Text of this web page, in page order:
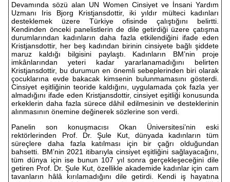
Devamında sözü alan UN Women Cinsiyet ve İnsani Yardım
Uzmanı Iris Bjorg Kristjansdottir, iki yıldır mülteci kadınları
desteklemek üzere Türkiye ofisinde çalıştığını belirtti.
Kendinden önceki panelistlerin de dile getirdiği üzere çatışma
durumlarından kadınların daha fazla etkilendiğini ifade eden
Kristjansdottir, her beş kadından birinin cinsiyete bağlı şiddete
maruz kaldığı bilgisini paylaştı. Kadınların BM’nin proje
imkânlarından yeteri kadar yararlanamadığını belirten
Kristjansdottir, bu durumun en önemli sebeplerinden biri olarak
çocuklarına evde bakacak kimsenin bulunmamasını gösterdi.
Cinsiyet eşitliğinin teoride kaldığını, uygulamada çok fazla yer
almadığını ifade eden Kristjansdottir, cinsiyet eşitliği konusunda
erkeklerin daha fazla sürece dâhil edilmesinin ve desteklerinin
alınmasının önemine değinerek sözlerine son verdi.
Panelin son konuşmacısı Okan Üniversitesi’nin eski
rektörlerinden Prof. Dr. Şule Kut, dünyada kadınların tüm
süreçlere daha fazla katılması için bir çağrı olduğundan
bahsetti. BM’nin 2021 itibarıyla cinsiyet eşitliğini sağlayacağını,
tüm dünya için ise bunun 107 yıl sonra gerçekleşeceğini dile
getiren Prof. Dr. Şule Kut, özellikle akademide kadınlar için cam
tavanların hâlâ kırılamadığını dile getirdi. Kendi iş hayatına